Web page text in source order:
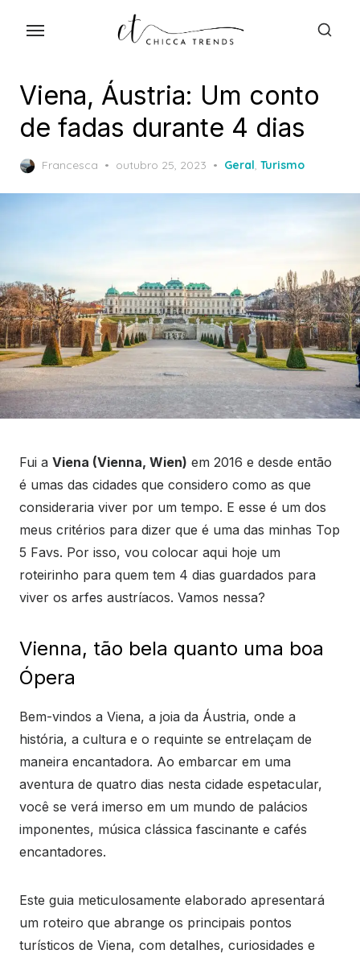
Viena, Áustria: Um conto
de fadas durante 4 dias
Francesca
Posted
outubro 25, 2023 Geral, Turismo
Fui a Viena (Vienna, Wien) em 2016 e desde então
é umas das cidades que considero como as que
consideraria viver por um tempo. E esse é um dos
meus critérios para dizer que é uma das minhas Top
5 Favs. Por isso, vou colocar aqui hoje um
roteirinho para quem tem 4 dias guardados para
viver os arfes austríacos. Vamos nessa?
Vienna, tão bela quanto uma boa
Ópera
Bem-vindos a Viena, a joia da Áustria, onde a
história, a cultura e o requinte se entrelaçam de
maneira encantadora. Ao embarcar em uma
aventura de quatro dias nesta cidade espetacular,
você se verá imerso em um mundo de palácios
imponentes, música clássica fascinante e cafés
encantadores.
Este guia meticulosamente elaborado apresentará
um roteiro que abrange os principais pontos
turísticos de Viena, com detalhes, curiosidades e